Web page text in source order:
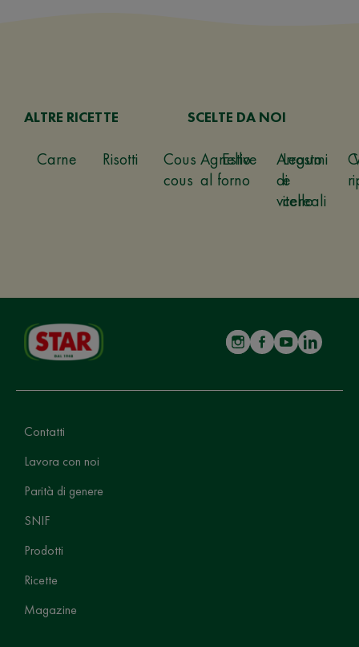
ALTRE RICETTE
Carne Risotti
Cous
cous
Estive
Legumi
e
cereali
SCELTE DA NOI
Agnello
al forno
Arrosto
di
vitello
Contatti
Lavora con noi
Parità di genere
SNIF
Prodotti
Ricette
Magazine